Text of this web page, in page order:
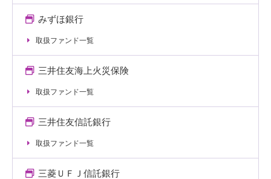
みずほ銀行
取扱ファンド一覧
三井住友海上火災保険
取扱ファンド一覧
三井住友信託銀行
取扱ファンド一覧
三菱ＵＦＪ信託銀行